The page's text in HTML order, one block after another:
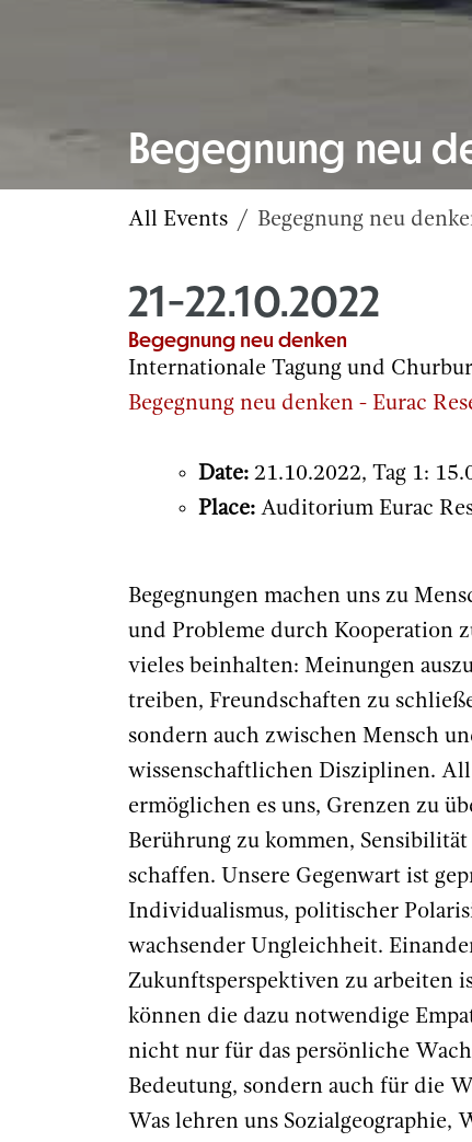
Begegnung neu
All Events Begegnung neu
21-22.10.2022
Begegnung neu denken
Internationale Tagung und
Begegnung neu denken - Eurac
Date: 21.10.2022, Tag 1:
Place: Auditorium Eurac
Begegnungen machen uns zu
und Probleme durch Kooperation
vieles beinhalten: Meinungen
treiben, Freundschaften zu
sondern auch zwischen Mensch
wissenschaftlichen Disziplinen.
ermöglichen es uns, Grenzen zu
Berührung zu kommen,
schaffen. Unsere Gegenwart ist
Individualismus, politischer
wachsender Ungleichheit.
Zukunftsperspektiven zu arbeiten
können die dazu notwendige
nicht nur für das persönliche
Bedeutung, sondern auch für die
Was lehren uns Sozialgeographie,